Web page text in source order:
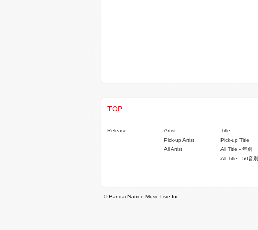
TOP
Release
Artist
Pick-up Artist
All Artist
Title
Pick-up Title
All Title - 年別
All Title - 50音別
© Bandai Namco Music Live Inc.